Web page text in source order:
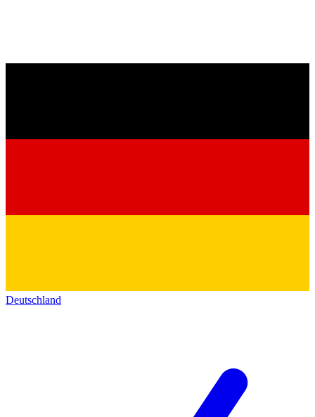
Deutschland